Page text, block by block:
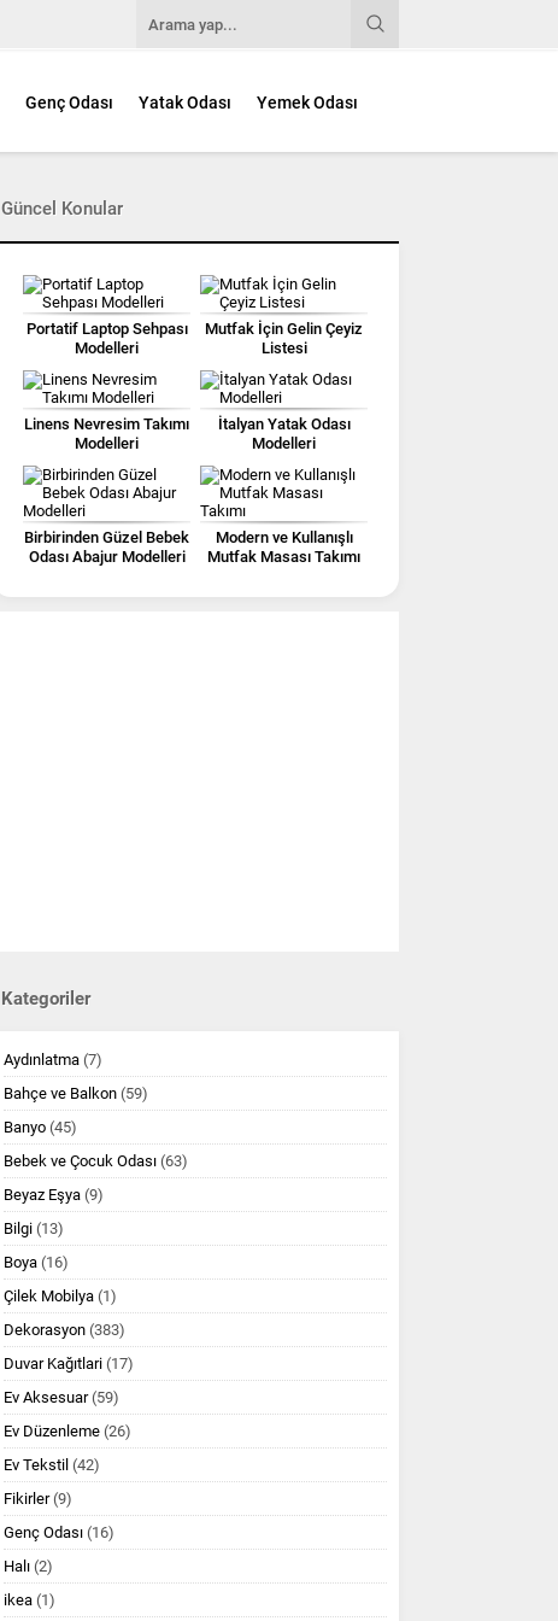
Genç Odası Yatak Odası Yemek Odası
Güncel Konular
Portatif Laptop Sehpası
Modelleri
Mutfak İçin Gelin Çeyiz
Listesi
Linens Nevresim Takımı
Modelleri
İtalyan Yatak Odası
Modelleri
Birbirinden Güzel Bebek
Odası Abajur Modelleri
Modern ve Kullanışlı
Mutfak Masası Takımı
Kategoriler
Aydınlatma (7)
Bahçe ve Balkon (59)
Banyo (45)
Bebek ve Çocuk Odası (63)
Beyaz Eşya (9)
Bilgi (13)
Boya (16)
Çilek Mobilya (1)
Dekorasyon (383)
Duvar Kağıtlari (17)
Ev Aksesuar(59)
Ev Düzenleme (26)
Ev Tekstil (42)
Fikirler(9)
Genç Odası (16)
Halı (2)
ikea (1)